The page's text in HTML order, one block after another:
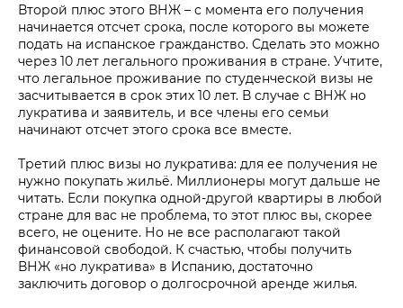
Второй плюс этого ВНЖ – с момента его получения
начинается отсчет срока, после которого вы можете
подать на испанское гражданство. Сделать это можно
через 10 лет легального проживания в стране. Учтите,
что легальное проживание по студенческой визы не
засчитывается в срок этих 10 лет. В случае с ВНЖ но
лукратива и заявитель, и все члены его семьи
начинают отсчет этого срока все вместе.
Третий плюс визы но лукратива: для ее получения не
нужно покупать жильё. Миллионеры могут дальше не
читать. Если покупка одной-другой квартиры в любой
стране для вас не проблема, то этот плюс вы, скорее
всего, не оцените. Но не все располагают такой
финансовой свободой. К счастью, чтобы получить
ВНЖ «но лукратива» в Испанию, достаточно
заключить договор о долгосрочной аренде жилья.